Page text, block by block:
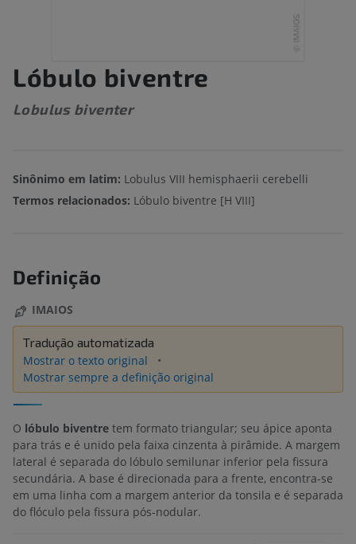
Lóbulo biventre
Lobulus biventer
Sinônimo em latim: Lobulus VIII hemisphaerii cerebelli
Termos relacionados: Lóbulo biventre [H VIII]
Definição
IMAIOS
Tradução automatizada
Mostrar o texto original
Mostrar sempre a definição original
O lóbulo biventre tem formato triangular; seu ápice aponta
para trás e é unido pela faixa cinzenta à pirâmide. A margem
lateral é separada do lóbulo semilunar inferior pela fissura
secundária. A base é direcionada para a frente, encontra-se
em uma linha com a margem anterior da tonsila e é separada
do flóculo pela fissura pós-nodular.